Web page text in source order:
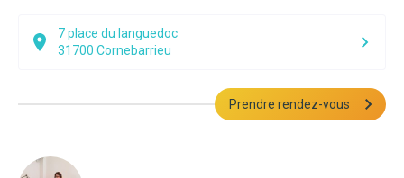
7 place du languedoc
31700 Cornebarrieu
Prendre rendez-vous